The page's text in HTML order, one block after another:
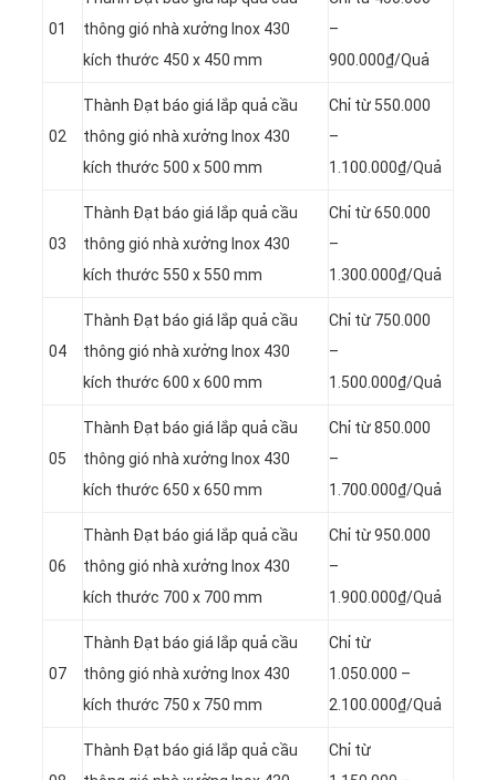
01
thông gió nhà xưởng Inox 430
kích thước 450 x 450 mm
–
900.000₫/Quả
02
Thành Đạt báo giá lắp quả cầu
thông gió nhà xưởng Inox 430
kích thước 500 x 500 mm
Chỉ từ 550.000
–
1.100.000₫/Quả
03
Thành Đạt báo giá lắp quả cầu
thông gió nhà xưởng Inox 430
kích thước 550 x 550 mm
Chỉ từ 650.000
–
1.300.000₫/Quả
04
Thành Đạt báo giá lắp quả cầu
thông gió nhà xưởng Inox 430
kích thước 600 x 600 mm
Chỉ từ 750.000
–
1.500.000₫/Quả
05
Thành Đạt báo giá lắp quả cầu
thông gió nhà xưởng Inox 430
kích thước 650 x 650 mm
Chỉ từ 850.000
–
1.700.000₫/Quả
06
Thành Đạt báo giá lắp quả cầu
thông gió nhà xưởng Inox 430
kích thước 700 x 700 mm
Chỉ từ 950.000
–
1.900.000₫/Quả
07
Thành Đạt báo giá lắp quả cầu
thông gió nhà xưởng Inox 430
kích thước 750 x 750 mm
Chỉ từ
1.050.000 –
2.100.000₫/Quả
Thành Đạt báo giá lắp quả cầu
Chỉ từ